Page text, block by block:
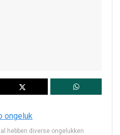
hebben diverse ongelukken